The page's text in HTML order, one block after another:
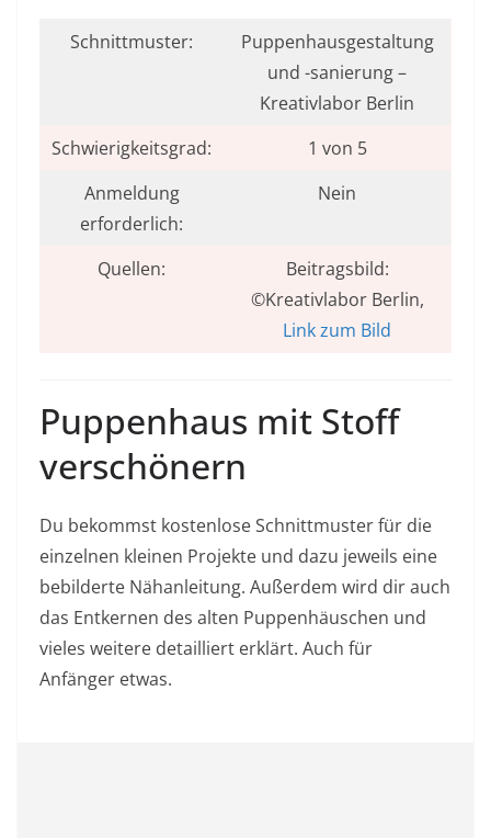
Schnittmuster:
Puppenhausgestaltung
und -sanierung –
Kreativlabor Berlin
Schwierigkeitsgrad:
1 von 5
Anmeldung
erforderlich:
Nein
Quellen:
Beitragsbild:
©Kreativlabor Berlin,
Link zum Bild
Puppenhaus mit Stoff
verschönern
Du bekommst kostenlose Schnittmuster für die
einzelnen kleinen Projekte und dazu jeweils eine
bebilderte Nähanleitung. Außerdem wird dir auch
das Entkernen des alten Puppenhäuschen und
vieles weitere detailliert erklärt. Auch für
Anfänger etwas.